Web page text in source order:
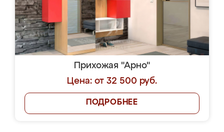
Прихожая "Арно"
Цена: от 32 500 руб.
ПОДРОБНЕЕ